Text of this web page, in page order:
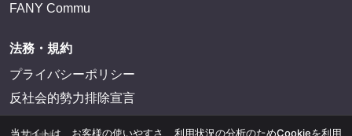
FANY Commu
法務・規約
プライバシーポリシー
反社会的勢力排除宣言
当サイトは、お客様の使いやすさ、利用状況の分析のためCookieを利用